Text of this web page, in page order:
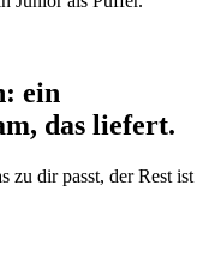
ein
das liefert.
zu dir passt, der Rest ist